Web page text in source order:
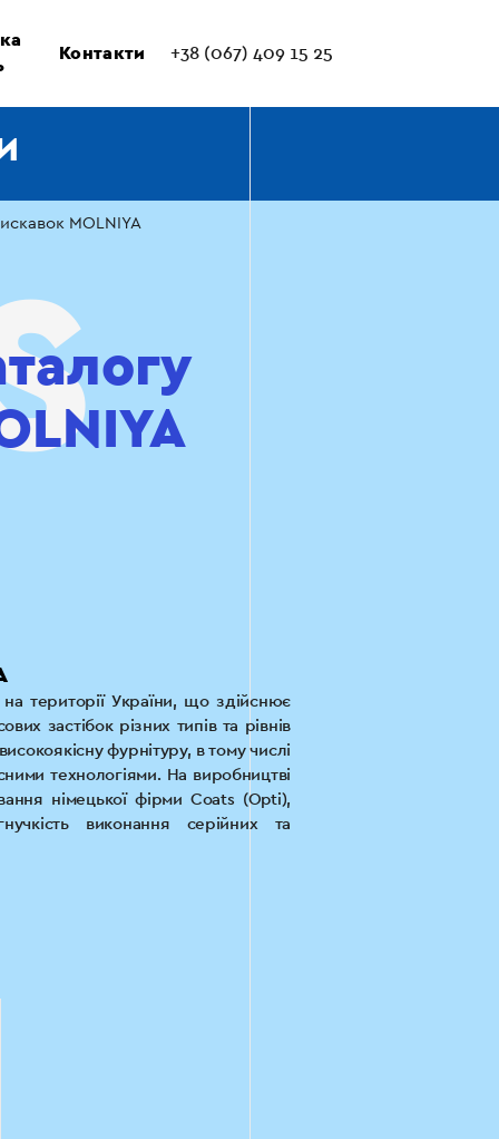
Контакти +38 (067) 409 15 25
MOLNIYA
території України, що здійснює
застібок різних типів та рівнів
фурнітуру, в тому числі
технологіями. На виробництві
німецької фірми Coats (Opti),
виконання серійних та